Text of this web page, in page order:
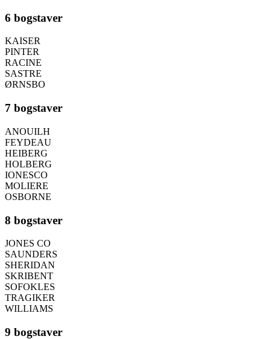
6 bogstaver
KAISER
PINTER
RACINE
SASTRE
ØRNSBO
7 bogstaver
ANOUILH
FEYDEAU
HEIBERG
HOLBERG
IONESCO
MOLIERE
OSBORNE
8 bogstaver
JONES CO
SAUNDERS
SHERIDAN
SKRIBENT
SOFOKLES
TRAGIKER
WILLIAMS
9 bogstaver